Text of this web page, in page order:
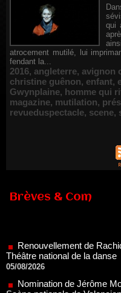
qui
atrocement mutilé, lui
fendant la...
2016, angleterre, avignon
christine guênon, enfant,
Gwynplaine, homme qui
magazine, mutilation,
revueduspectacle, scene,
Brèves & Com
05/08/2026
Nomination de Jérôme
Scène nationale de
22/07/2026